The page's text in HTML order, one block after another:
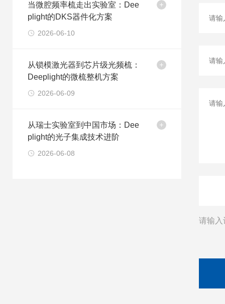
当微腔频率梳走出实验室：Dee
plight的DKS器件化方案
2026-06-10
从锁模激光器到芯片级光频梳：
Deeplight的微梳整机方案
2026-06-09
从瑞士实验室到中国市场：Dee
plight的光子集成技术进阶
2026-06-08
请输入